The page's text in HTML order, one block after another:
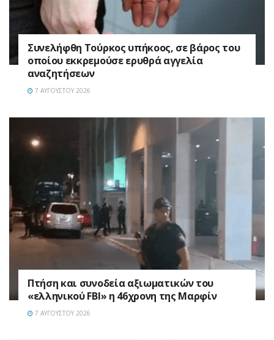
Συνελήφθη Τούρκος υπήκοος, σε βάρος του
οποίου εκκρεμούσε ερυθρά αγγελία
αναζητήσεων
7 ΑΥΓΟΎΣΤΟΥ 2026
Πτήση και συνοδεία αξιωματικών του
«ελληνικού FBI» η 46χρονη της Μαρφίν
7 ΑΥΓΟΎΣΤΟΥ 2026